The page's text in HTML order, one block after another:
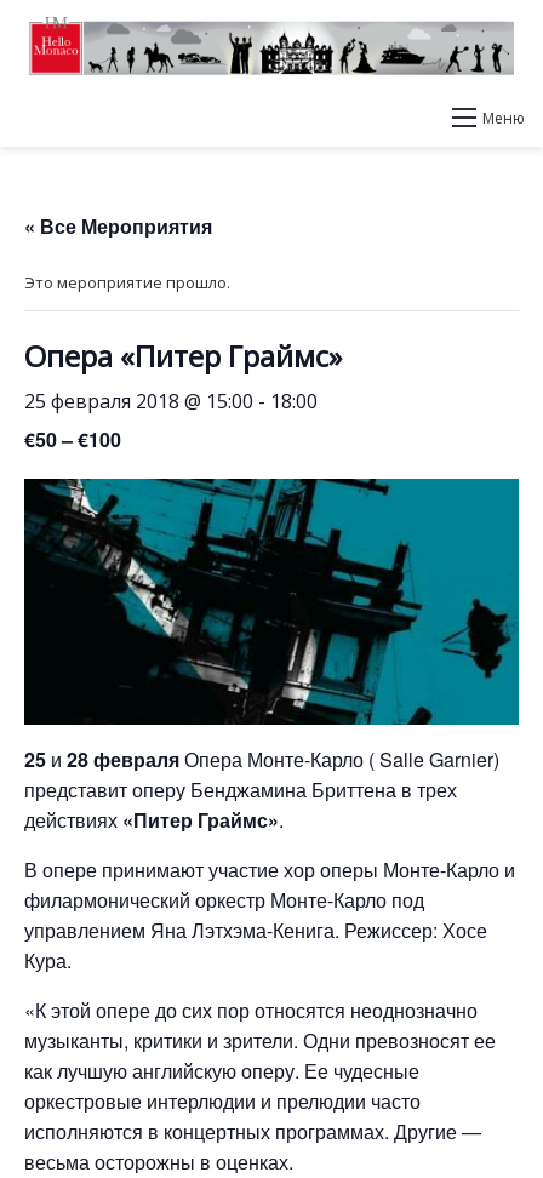
Меню
« Все Мероприятия
Это мероприятие прошло.
Опера «Питер Граймс»
25 февраля 2018 @ 15:00 - 18:00
€50 – €100
25 и 28 февраляОпера Монте-Карло ( Salle Garnier)
представит оперу Бенджамина Бриттена в трех
действиях «Питер Граймс».
В опере принимают участие хор оперы Монте-Карло и
филармонический оркестр Монте-Карло под
управлением Яна Лэтхэма-Кенига. Режиссер: Хосе
Кура.
«К этой опере до сих пор относятся неоднозначно
музыканты, критики и зрители. Одни превозносят ее
как лучшую английскую оперу. Ее чудесные
оркестровые интерлюдии и прелюдии часто
исполняются в концертных программах. Другие —
весьма осторожны в оценках.